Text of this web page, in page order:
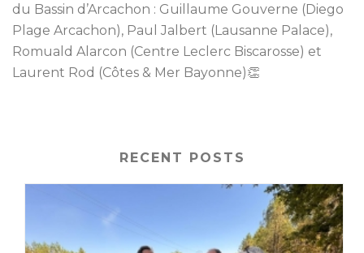
du Bassin d’Arcachon : Guillaume Gouverne (Diego
Plage Arcachon), Paul Jalbert (Lausanne Palace),
Romuald Alarcon (Centre Leclerc Biscarosse) et
Laurent Rod (Côtes & Mer Bayonne)👏
RECENT POSTS